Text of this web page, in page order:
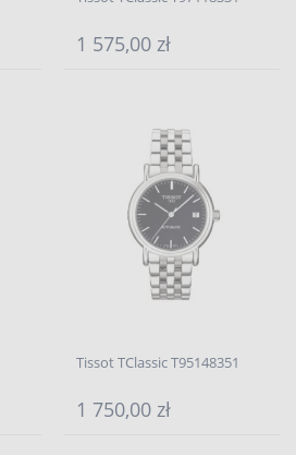
1 575,00 zł
Tissot TClassic T95148351
1 750,00 zł